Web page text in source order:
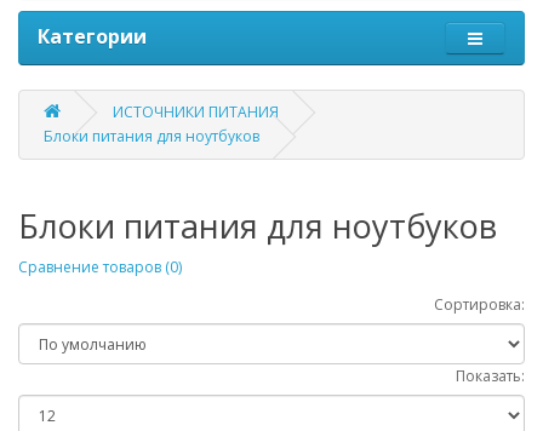
Категории
ИСТОЧНИКИ ПИТАНИЯ
Блоки питания для ноутбуков
Блоки питания для ноутбуков
Сравнение товаров (0)
Сортировка:
Показать: